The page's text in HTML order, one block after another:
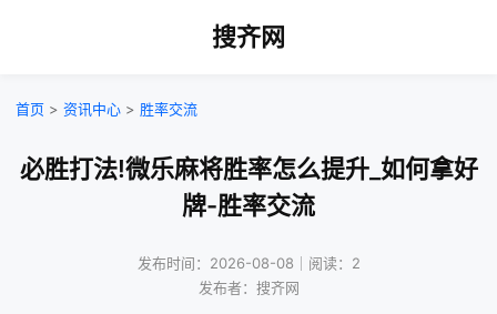
搜齐网
首页 > 资讯中心 > 胜率交流
必胜打法!微乐麻将胜率怎么提升_如何拿好
牌-胜率交流
发布时间：2026-08-08｜阅读：2
发布者：搜齐网